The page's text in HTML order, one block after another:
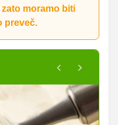
moramo biti
preveč.